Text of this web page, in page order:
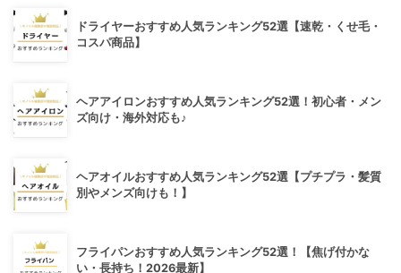
ドライヤーおすすめ人気ランキング52選【速乾・くせ毛・
コスパ商品】
ヘアアイロンおすすめ人気ランキング52選！初心者・メン
ズ向け・海外対応も♪
ヘアオイルおすすめ人気ランキング52選【プチプラ・髪質
別やメンズ向けも！】
フライパンおすすめ人気ランキング52選！【焦げ付かな
い・長持ち！2026最新】